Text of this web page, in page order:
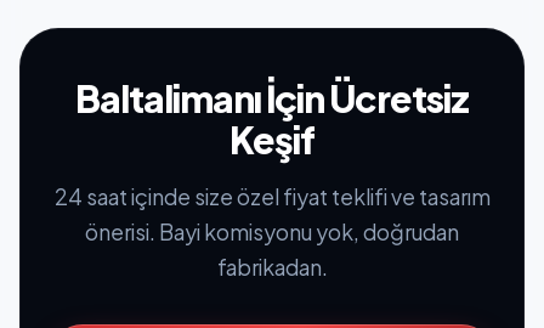
Baltalimanı İçin Ücretsiz
Keşif
24 saat içinde size özel fiyat teklifi ve tasarım
önerisi. Bayi komisyonu yok, doğrudan
fabrikadan.